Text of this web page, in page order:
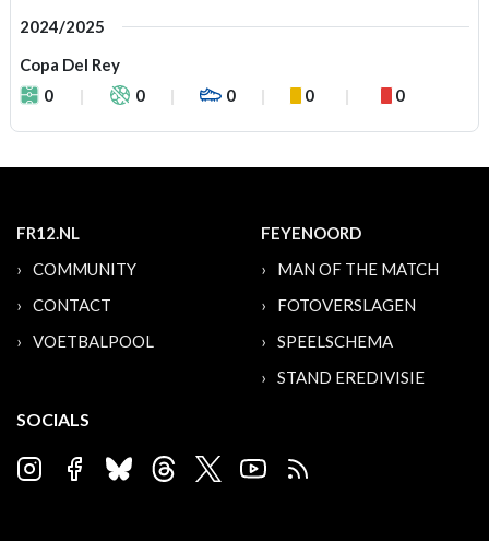
2024/2025
Copa Del Rey
0
0 0 0 0
FR12.NL
COMMUNITY
CONTACT
VOETBALPOOL
FEYENOORD
MAN OF THE MATCH
FOTOVERSLAGEN
SPEELSCHEMA
STAND EREDIVISIE
SOCIALS